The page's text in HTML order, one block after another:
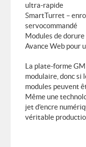
ultra-rapide
SmartTurret –
servocommandé
Modules de
Avance Web pour
La plate-forme
modulaire, donc si
modules peuvent
Même une
jet d’encre
véritable